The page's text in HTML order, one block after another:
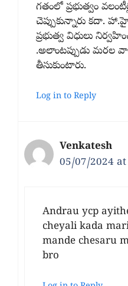
గతంలో ప్రభుత్వం
చెప్పుకున్నారు కదా.
ప్రభుత్వ విధులు
.అలాంటప్పుడు మరల
తీసుకుంటారు.
Log in to Reply
Venkatesh
05/07/2024
Andrau ycp
cheyali kada
mande chesaru
bro